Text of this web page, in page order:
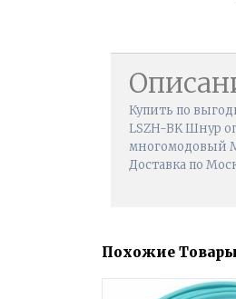
Купить по
LSZH-BK Шнур
многомодовый
Доставка по
Похожие Товары